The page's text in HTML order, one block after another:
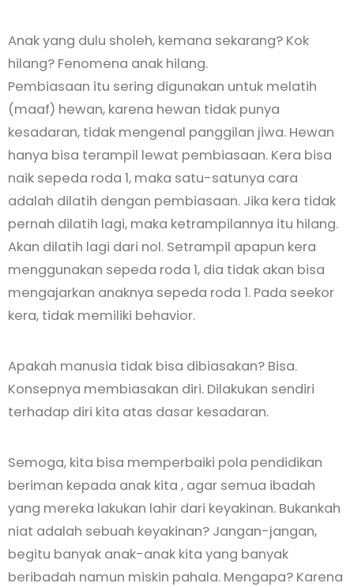
Anak yang dulu sholeh, kemana sekarang? Kok
hilang? Fenomena anak hilang.
Pembiasaan itu sering digunakan untuk melatih
(maaf) hewan, karena hewan tidak punya
kesadaran, tidak mengenal panggilan jiwa. Hewan
hanya bisa terampil lewat pembiasaan. Kera bisa
naik sepeda roda 1, maka satu-satunya cara
adalah dilatih dengan pembiasaan. Jika kera tidak
pernah dilatih lagi, maka ketrampilannya itu hilang.
Akan dilatih lagi dari nol. Setrampil apapun kera
menggunakan sepeda roda 1, dia tidak akan bisa
mengajarkan anaknya sepeda roda 1. Pada seekor
kera, tidak memiliki behavior.
Apakah manusia tidak bisa dibiasakan? Bisa.
Konsepnya membiasakan diri. Dilakukan sendiri
terhadap diri kita atas dasar kesadaran.
Semoga, kita bisa memperbaiki pola pendidikan
beriman kepada anak kita , agar semua ibadah
yang mereka lakukan lahir dari keyakinan. Bukankah
niat adalah sebuah keyakinan? Jangan-jangan,
begitu banyak anak-anak kita yang banyak
beribadah namun miskin pahala. Mengapa? Karena